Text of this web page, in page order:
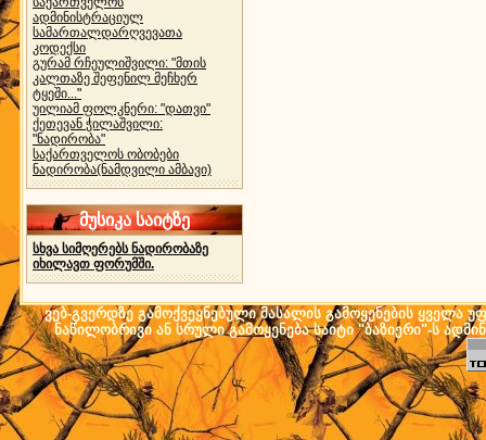
ადმინისტრაციულ
სამართალდარღვევათა
კოდექსი
გურამ რჩეულიშვილი: "მთის
კალთაზე შეფენილ მეჩხერ
ტყეში..."
უილიამ ფოლკნერი: "დათვი"
ქეთევან ჭილაშვილი:
"ნადირობა"
საქართველოს ობობები
ნადირობა(ნამდვილი ამბავი)
მუსიკა საიტზე
სხვა სიმღერებს ნადირობაზე
იხილავთ ფორუმში.
ვებ-გვერდზე გამოქვეყნებული მასალის გამოყენების ყველა
ნაწილობრივი ან სრული გამოყენება საიტი "ბაზიერი"-ს